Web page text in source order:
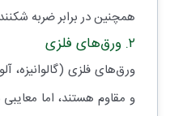
همچنین در برابر ضربه
۲. ورق‌های فلزی
ورق‌های فلزی (گالوانیزه،
و مقاوم هستند، اما معایبی